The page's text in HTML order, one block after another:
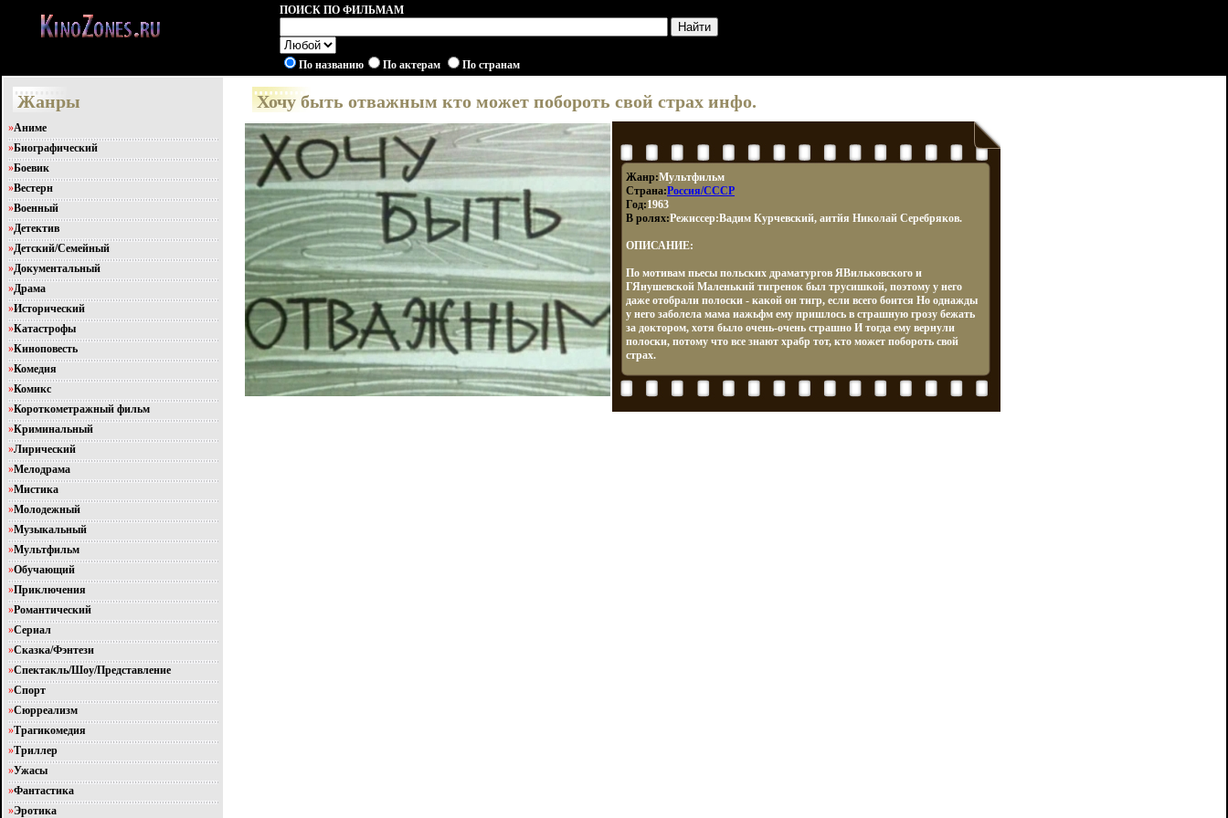
ПОИСК ПО ФИЛЬМАМ
По названию По актерам По странам
Жанры
»Аниме
»Биографический
»Боевик
»Вестерн
»Военный
»Детектив
»Детский/Семейный
»Документальный
»Драма
»Исторический
»Катастрофы
»Киноповесть
»Комедия
»Комикс
»Короткометражный фильм
»Криминальный
»Лирический
»Мелодрама
»Мистика
»Молодежный
»Музыкальный
»Мультфильм
»Обучающий
»Приключения
»Романтический
»Сериал
»Сказка/Фэнтези
»Спектакль/Шоу/Представление
»Спорт
»Сюрреализм
»Трагикомедия
»Триллер
»Ужасы
»Фантастика
»Эротика
Хочу быть отважным кто может побороть свой страх инфо.
Жанр:Мультфильм
Страна:Россия/СССР
Год:1963
В ролях:Режиссер:Вадим Курчевский, аитйя Николай Серебряков.
ОПИСАНИЕ:
По мотивам пьесы польских драматургов ЯВильковского и
ГЯнушевской Маленький тигренок был трусишкой, поэтому у него
даже отобрали полоски - какой он тигр, если всего боится Но однажды
у него заболела мама иажьфм ему пришлось в страшную грозу бежать
за доктором, хотя было очень-очень страшно И тогда ему вернули
полоски, потому что все знают храбр тот, кто может побороть свой
страх.